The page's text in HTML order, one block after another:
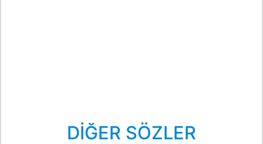
DİĞER SÖZLER